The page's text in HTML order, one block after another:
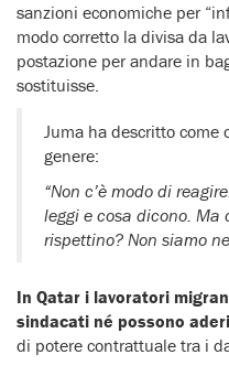
sanzioni economiche per
modo corretto la divisa da
postazione per andare in
sostituisse.
Juma ha descritto come
genere:
“Non c’è modo di
leggi e cosa dicono. Ma
rispettino? Non siamo
In Qatar i lavoratori
sindacati né possono
di potere contrattuale tra i